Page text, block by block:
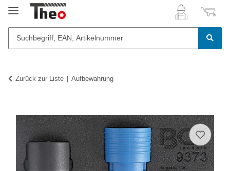
Zurück zur Liste Aufbewahrung